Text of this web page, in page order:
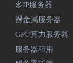
多IP服务器
裸金属服务器
GPU算力服务器
服务器租用